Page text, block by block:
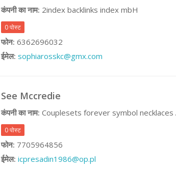
कंपनी का नाम: 2index backlinks index mbH
0 पोस्ट
फोन: 6362696032
ईमेल: sophiarosskc@gmx.com
See Mccredie
कंपनी का नाम: Couplesets forever symbol necklaces
0 पोस्ट
फोन: 7705964856
ईमेल: icpresadin1986@op.pl